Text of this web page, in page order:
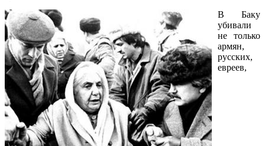
В Баку
убивали
не только
армян,
русских,
евреев,